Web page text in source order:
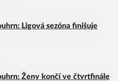
Ligová sezóna finišuje
Ženy končí ve čtvrtfinále